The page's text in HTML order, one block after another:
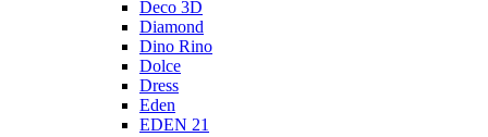
Deco 3D
Diamond
Dino Rino
Dolce
Dress
Eden
EDEN 21